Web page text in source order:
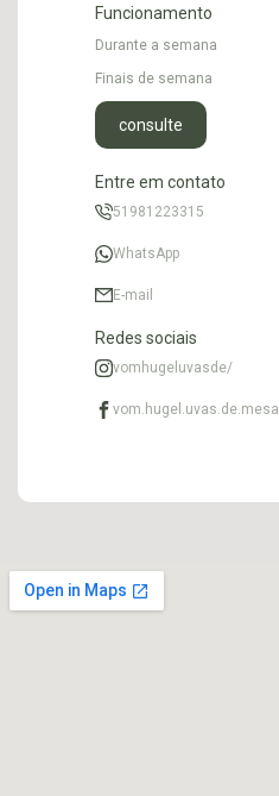
Funcionamento
Durante a semana
Finais de semana
consulte
Entre em contato
51981223315
WhatsApp
E-mail
Redes sociais
vomhugeluvasde/
vom.hugel.uvas.de.mesa